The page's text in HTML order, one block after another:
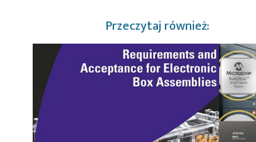
Przeczytaj również: